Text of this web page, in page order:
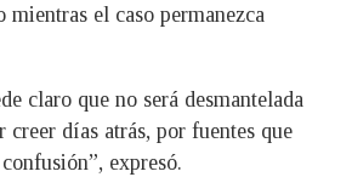
mientras el caso permanezca
claro que no será desmantelada
creer días atrás, por fuentes que
expresó.